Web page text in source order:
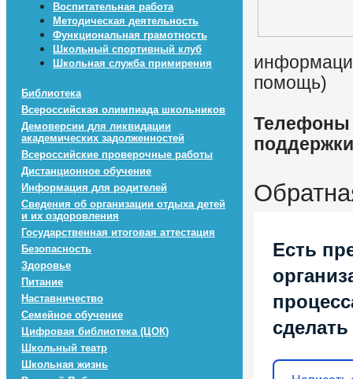
Воспитательная работа
Методическая деятельность
Функциональная грамотность
Школьный спортивный клуб
Школьная служба примирения
Библиотека
Всероссийская олимпиада школьников
Демоверсии для ликвидации
академических задолженностей
Всероссийские проверочные работы
Дистанционное обучение
Информация для родителей
Сведения об организации отдыха детей
и их оздоровления
Государственная итоговая аттестация
Безопасность
Здоровье
Питание
Наставничество
Семейное обучение
Цифровая библиотека (ЦОК)
Школьный театр
Школьная жизнь
помощь)
Телефоны
поддержки
Есть